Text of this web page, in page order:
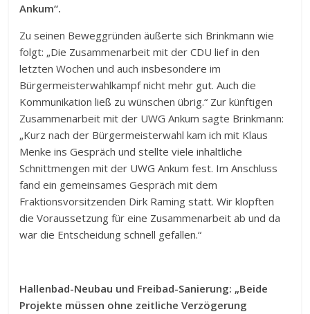
Ankum“.
Zu seinen Beweggründen äußerte sich Brinkmann wie
folgt: „Die Zusammenarbeit mit der CDU lief in den
letzten Wochen und auch insbesondere im
Bürgermeisterwahlkampf nicht mehr gut. Auch die
Kommunikation ließ zu wünschen übrig.“ Zur künftigen
Zusammenarbeit mit der UWG Ankum sagte Brinkmann:
„Kurz nach der Bürgermeisterwahl kam ich mit Klaus
Menke ins Gespräch und stellte viele inhaltliche
Schnittmengen mit der UWG Ankum fest. Im Anschluss
fand ein gemeinsames Gespräch mit dem
Fraktionsvorsitzenden Dirk Raming statt. Wir klopften
die Voraussetzung für eine Zusammenarbeit ab und da
war die Entscheidung schnell gefallen.“
Hallenbad-Neubau und Freibad-Sanierung: „Beide
Projekte müssen ohne zeitliche Verzögerung